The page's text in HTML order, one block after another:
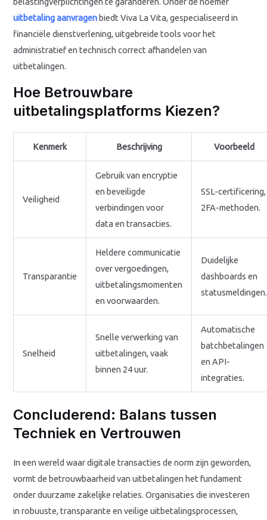
uitbetaling aanvragenbiedt Viva La Vita, gespecialiseerd in
financiële dienstverlening, uitgebreide tools voor het
administratief en technisch correct afhandelen van
uitbetalingen.
Hoe Betrouwbare
uitbetalingsplatforms Kiezen?
Kenmerk Beschrijving Voorbeeld
Veiligheid
Gebruik van encryptie
en beveiligde
verbindingen voor
data en transacties.
SSL-certificering,
2FA-methoden.
Transparantie
Heldere communicatie
over vergoedingen,
uitbetalingsmomenten
en voorwaarden.
Duidelijke
dashboards en
statusmeldingen.
Snelheid
Snelle verwerking van
uitbetalingen, vaak
binnen 24 uur.
Automatische
batchbetalingen
en API-
integraties.
Concluderend: Balans tussen
Techniek en Vertrouwen
In een wereld waar digitale transacties de norm zijn geworden,
vormt de betrouwbaarheid van uitbetalingen het fundament
onder duurzame zakelijke relaties. Organisaties die investeren
in robuuste, transparante en veilige uitbetalingsprocessen,